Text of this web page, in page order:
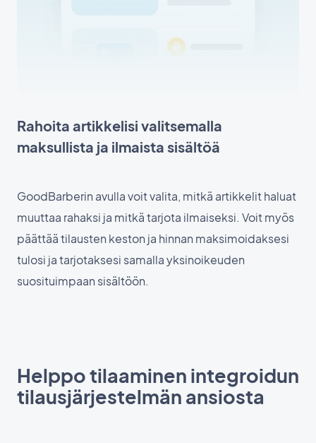
Rahoita artikkelisi valitsemalla
maksullista ja ilmaista sisältöä
GoodBarberin avulla voit valita, mitkä artikkelit haluat
muuttaa rahaksi ja mitkä tarjota ilmaiseksi. Voit myös
päättää tilausten keston ja hinnan maksimoidaksesi
tulosi ja tarjotaksesi samalla yksinoikeuden
suosituimpaan sisältöön.
Helppo tilaaminen integroidun
tilausjärjestelmän ansiosta